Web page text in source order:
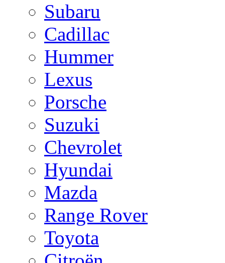
Subaru
Cadillac
Hummer
Lexus
Porsche
Suzuki
Chevrolet
Hyundai
Mazda
Range Rover
Toyota